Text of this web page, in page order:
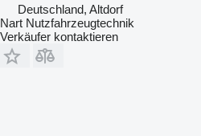
Deutschland, Altdorf
Nart Nutzfahrzeugtechnik
Verkäufer kontaktieren